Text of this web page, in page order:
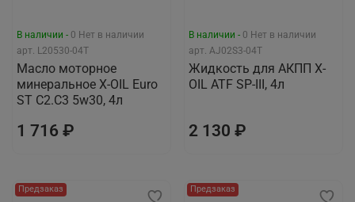
В наличии - 0 Нет в наличии
арт. L20530-04T
Масло моторное
минеральное X-OIL Euro
ST C2.C3 5w30, 4л
1 716 ₽
В наличии - 0 Нет в наличии
арт. AJ02S3-04T
Жидкость для АКПП X-
OIL ATF SP-III, 4л
2 130 ₽
Предзаказ Предзаказ